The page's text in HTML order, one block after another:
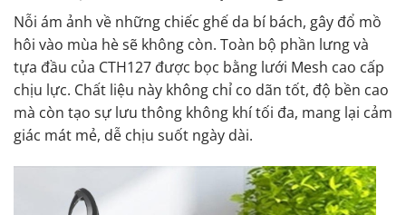
Nỗi ám ảnh về những chiếc ghế da bí bách, gây đổ mồ
hôi vào mùa hè sẽ không còn. Toàn bộ phần lưng và
tựa đầu của CTH127 được bọc bằng lưới Mesh cao cấp
chịu lực. Chất liệu này không chỉ co dãn tốt, độ bền cao
mà còn tạo sự lưu thông không khí tối đa, mang lại cảm
giác mát mẻ, dễ chịu suốt ngày dài.